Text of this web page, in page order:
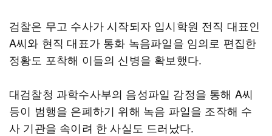
검찰은 무고 수사가 시작되자 입시학원 전직 대표인
A씨와 현직 대표가 통화 녹음파일을 임의로 편집한
정황도 포착해 이들의 신병을 확보했다.
대검찰청 과학수사부의 음성파일 감정을 통해 A씨
등이 범행을 은폐하기 위해 녹음 파일을 조작해 수
사 기관을 속이려 한 사실도 드러났다.